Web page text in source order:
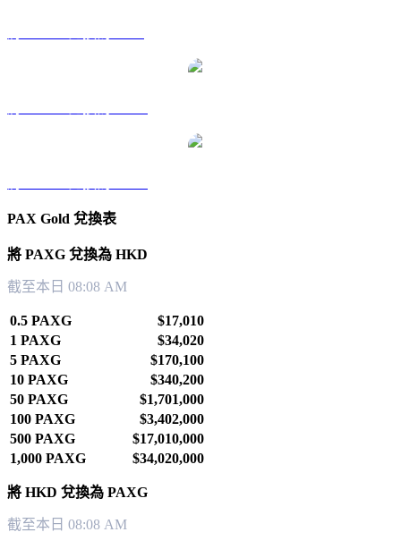
PAX Gold 兌換表
將 PAXG 兌換為 HKD
截至本日 08:08 AM
0.5 PAXG
$17,010
1 PAXG
$34,020
5 PAXG
$170,100
10 PAXG
$340,200
50 PAXG
$1,701,000
100 PAXG
$3,402,000
500 PAXG
$17,010,000
1,000 PAXG
$34,020,000
將 HKD 兌換為 PAXG
截至本日 08:08 AM